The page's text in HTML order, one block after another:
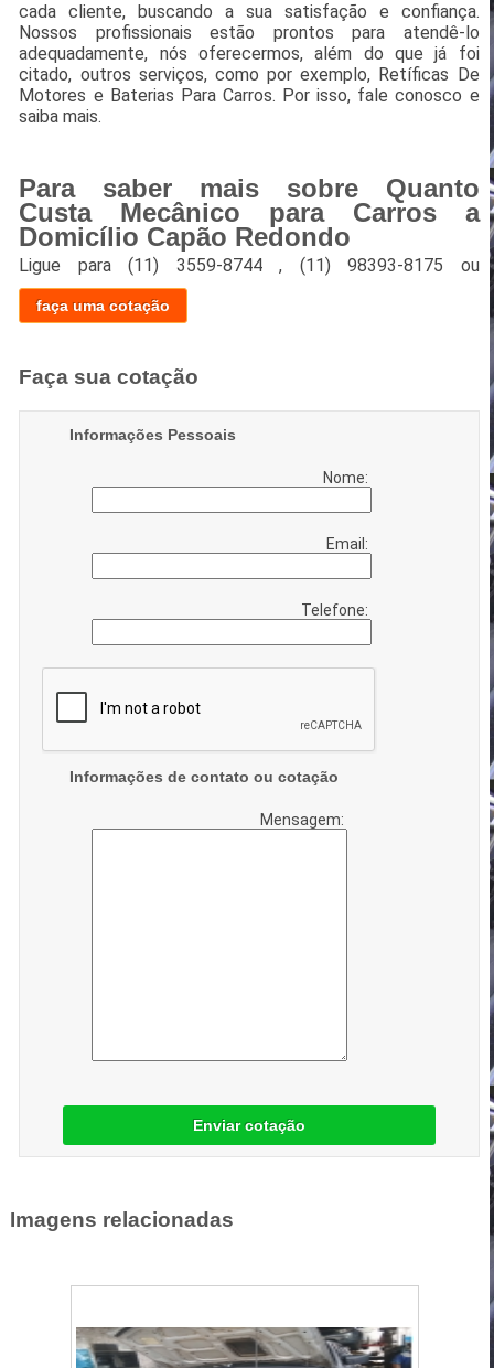
cada cliente, buscando a sua satisfação e confiança.
Nossos profissionais estão prontos para atendê-lo
adequadamente, nós oferecermos, além do que já foi
citado, outros serviços, como por exemplo, Retíficas De
Motores e Baterias Para Carros. Por isso, fale conosco e
saiba mais.
Para saber mais sobre Quanto
Custa Mecânico para Carros a
Domicílio Capão Redondo
Ligue para(11) 3559-8744 , (11) 98393-8175 ou
faça uma cotação
Faça sua cotação
Informações Pessoais
Nome:
Email:
Telefone:
Informações de contato ou cotação
Mensagem:
Enviar cotação
Imagens relacionadas